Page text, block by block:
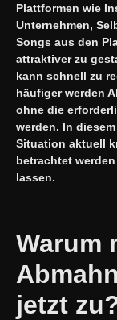
Plattformen wie
Unternehmen,
Songs aus den
attraktiver zu
kann schnell zu
häufiger werden
ohne die
werden. In
Situation aktuell
betrachtet
lassen.
Warum
jetzt